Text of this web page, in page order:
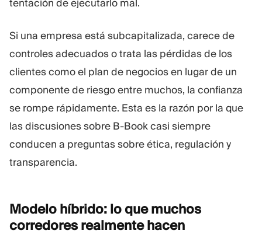
tentación de ejecutarlo mal.
Si una empresa está subcapitalizada, carece de
controles adecuados o trata las pérdidas de los
clientes como el plan de negocios en lugar de un
componente de riesgo entre muchos, la confianza
se rompe rápidamente. Esta es la razón por la que
las discusiones sobre B-Book casi siempre
conducen a preguntas sobre ética, regulación y
transparencia.
Modelo híbrido: lo que muchos
corredores realmentehacen